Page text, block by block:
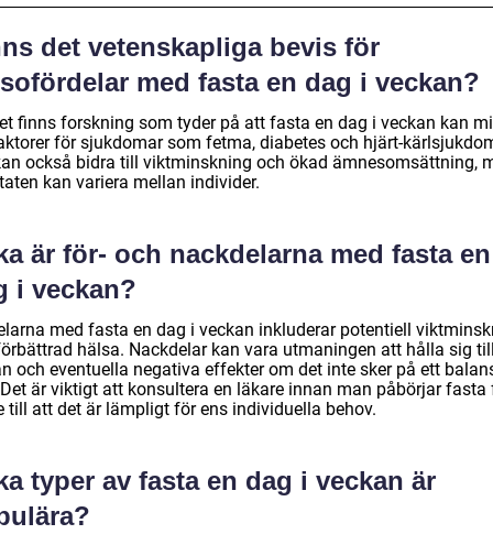
det vetenskapliga bevis för
med fasta en dag i veckan?
finns forskning som tyder på att fasta en dag i veckan kan
för sjukdomar som fetma, diabetes och hjärt-
också bidra till viktminskning och ökad ämnesomsättning,
kan variera mellan individer.
är för- och nackdelarna med fasta en
i veckan?
med fasta en dag i veckan inkluderar potentiell
hälsa. Nackdelar kan vara utmaningen att hålla sig
och eventuella negativa effekter om det inte sker på ett
är viktigt att konsultera en läkare innan man påbörjar fasta
till att det är lämpligt för ens individuella behov.
typer av fasta en dag i veckan är